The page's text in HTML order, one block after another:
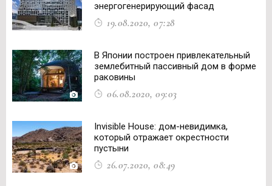
энергогенерирующий фасад
19.08.2020, 07:28
В Японии построен привлекательный
землебитный пассивный дом в форме
раковины
06.08.2020, 09:03
Invisible House: дом-невидимка,
который отражает окрестности
пустыни
26.07.2020, 08:49